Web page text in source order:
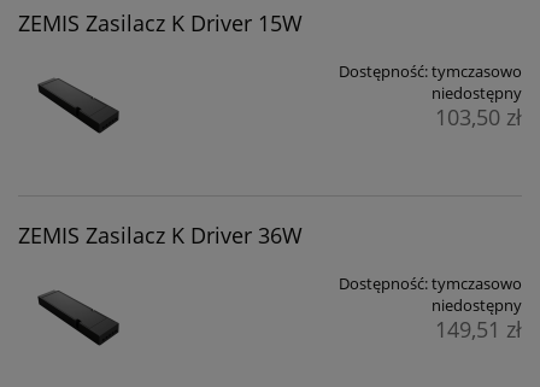
ZEMIS Zasilacz K Driver 15W
Dostępność:tymczasowo
niedostępny
103,50 zł
ZEMIS Zasilacz K Driver 36W
Dostępność:tymczasowo
niedostępny
149,51 zł